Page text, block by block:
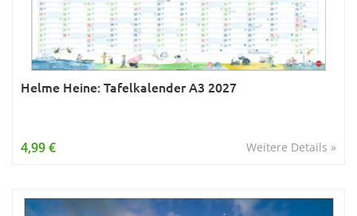
Helme Heine: Tafelkalender A3 2027
Weitere Details »
4,99 €